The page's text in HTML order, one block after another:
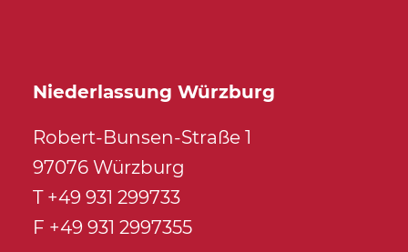
Niederlassung Würzburg
Robert-Bunsen-Straße 1
97076 Würzburg
T +49 931 299733
F +49 931 2997355